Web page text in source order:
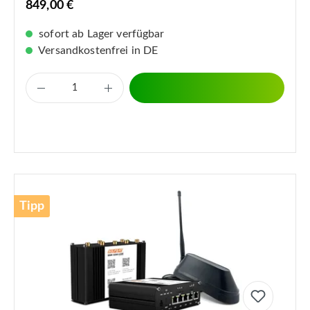
849,00 €
sofort ab Lager verfügbar
Versandkostenfrei in DE
Tipp